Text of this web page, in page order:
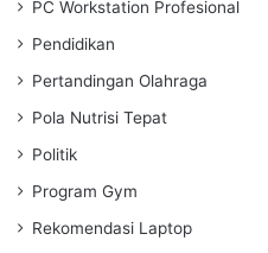
PC Workstation Profesional
Pendidikan
Pertandingan Olahraga
Pola Nutrisi Tepat
Politik
Program Gym
Rekomendasi Laptop